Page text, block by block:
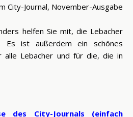
City-Journal, November-Ausgabe
helfen Sie mit, die Lebacher
Es ist außerdem ein schönes
alle Lebacher und für die, die in
des City-Journals (einfach